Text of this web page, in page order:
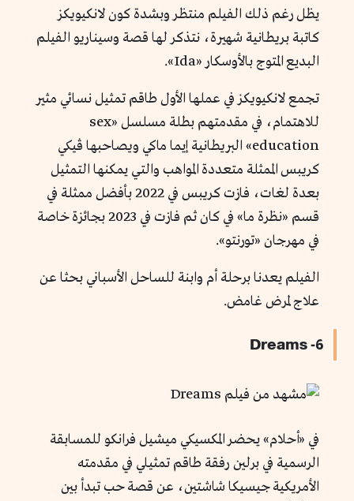
يظل رغم ذلك الفيلم منتظر وبشدة كون لانكيويكز
كاتبة بريطانية شهيرة، نتذكر لها قصة وسيناريو الفيلم
البديع المتوج بالأوسكار «Ida».
تجمع لانكيويكز في عملها الأول طاقم تمثيل نسائي مثير
للاهتمام، في مقدمتهم بطلة مسلسل «sex
education» البريطانية إيما ماكي ويصاحبها ڤيكي
كريبس الممثلة متعددة المواهب والتي يمكنها التمثيل
بعدة لغات، فازت كريبس في 2022 بأفضل ممثلة في
قسم «نظرة ما» في كان ثم فازت في 2023 بجائزة خاصة
في مهرجان «تورنتو».
الفيلم يعدنا برحلة أم وابنة للساحل الأسباني بحثا عن
علاج لمرض غامض.
6- Dreams
في «أحلام» يحضر المكسيكي ميشيل فرانكو للمسابقة
الرسمية في برلين رفقة طاقم تمثيلي في مقدمته
الأمريكية جيسيكا شاشتين، عن قصة حب تبدأ بين